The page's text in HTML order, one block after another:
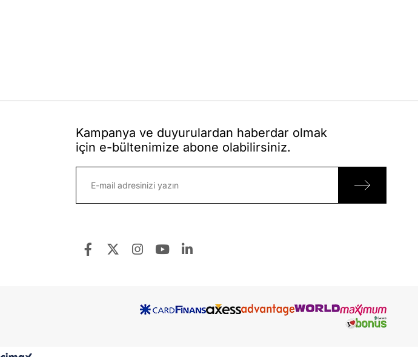
Kampanya ve duyurulardan haberdar olmak
için e-bültenimize abone olabilirsiniz.